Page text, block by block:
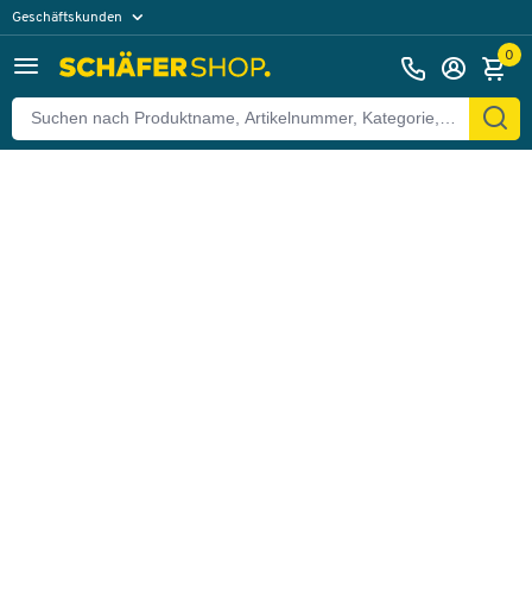
Geschäftskunden
0
Zurück